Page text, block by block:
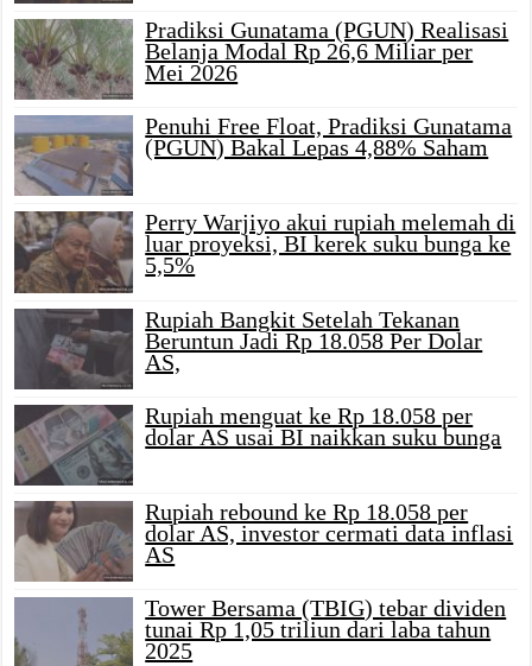
Pradiksi Gunatama (PGUN) Realisasi
Belanja Modal Rp 26,6 Miliar per
Mei 2026
Penuhi Free Float, Pradiksi Gunatama
(PGUN) Bakal Lepas 4,88% Saham
Perry Warjiyo akui rupiah melemah di
luar proyeksi, BI kerek suku bunga ke
5,5%
Rupiah Bangkit Setelah Tekanan
Beruntun Jadi Rp 18.058 Per Dolar
AS,
Rupiah menguat ke Rp 18.058 per
dolar AS usai BI naikkan suku bunga
Rupiah rebound ke Rp 18.058 per
dolar AS, investor cermati data inflasi
AS
Tower Bersama (TBIG) tebar dividen
tunai Rp 1,05 triliun dari laba tahun
2025